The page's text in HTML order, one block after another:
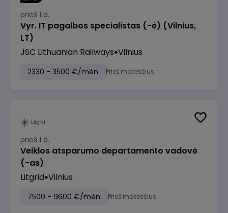
prieš 1 d.
Vyr. IT pagalbos specialistas (-ė) (Vilnius,
LT)
JSC Lithuanian Railways Vilnius
2330 - 3500 €/mėn. Prieš mokesčius
prieš 1 d.
Veiklos atsparumo departamento vadovė
(-as)
Litgrid Vilnius
7500 - 9600 €/mėn. Prieš mokesčius